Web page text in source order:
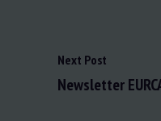
Next Post
Newsletter